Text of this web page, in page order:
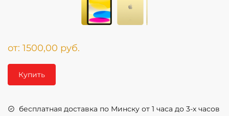
от: 1500,00 руб.
Купить
бесплатная доставка по Минску от 1 часа до 3-х часов